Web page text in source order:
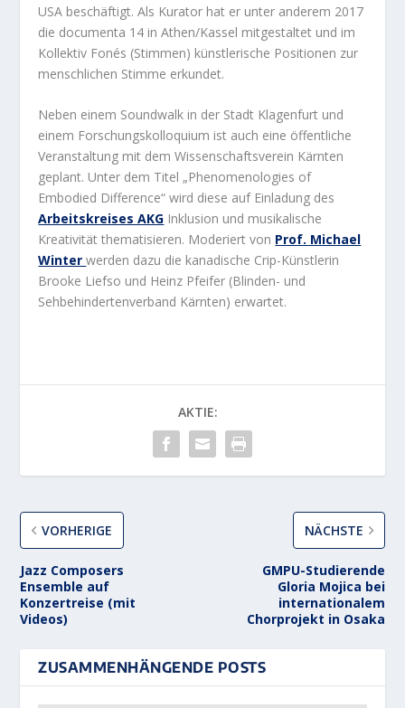
USA beschäftigt. Als Kurator hat er unter anderem 2017
die documenta 14 in Athen/Kassel mitgestaltet und im
Kollektiv Fonés (Stimmen) künstlerische Positionen zur
menschlichen Stimme erkundet.
Neben einem Soundwalk in der Stadt Klagenfurt und
einem Forschungskolloquium ist auch eine öffentliche
Veranstaltung mit dem Wissenschaftsverein Kärnten
geplant. Unter dem Titel „Phenomenologies of
Embodied Difference“ wird diese auf Einladung des
Arbeitskreises AKG Inklusion und musikalische
Kreativität thematisieren. Moderiert von Prof. Michael
Winterwerden dazu die kanadische Crip-Künstlerin
Brooke Liefso und Heinz Pfeifer (Blinden- und
Sehbehindertenverband Kärnten) erwartet.
AKTIE:
VORHERIGE
Jazz Composers
Ensemble auf
Konzertreise (mit
Videos)
NÄCHSTE
GMPU-Studierende
Gloria Mojica bei
internationalem
Chorprojekt in Osaka
ZUSAMMENHÄNGENDE POSTS